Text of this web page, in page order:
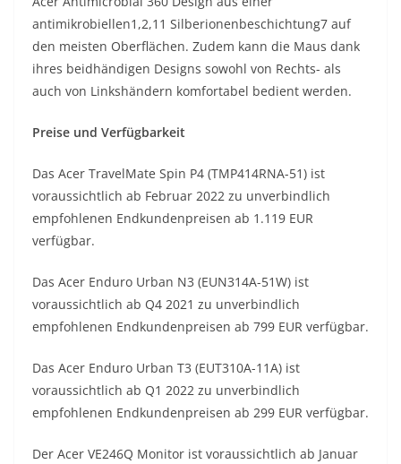
antimikrobiellen1,2,11 Silberionenbeschichtung7 auf
den meisten Oberflächen. Zudem kann die Maus dank
ihres beidhändigen Designs sowohl von Rechts- als
auch von Linkshändern komfortabel bedient werden.
Preise und Verfügbarkeit
Das Acer TravelMate Spin P4 (TMP414RNA-51) ist
voraussichtlich ab Februar 2022 zu unverbindlich
empfohlenen Endkundenpreisen ab 1.119 EUR
verfügbar.
Das Acer Enduro Urban N3 (EUN314A-51W) ist
voraussichtlich ab Q4 2021 zu unverbindlich
empfohlenen Endkundenpreisen ab 799 EUR verfügbar.
Das Acer Enduro Urban T3 (EUT310A-11A) ist
voraussichtlich ab Q1 2022 zu unverbindlich
empfohlenen Endkundenpreisen ab 299 EUR verfügbar.
Der Acer VE246Q Monitor ist voraussichtlich ab Januar